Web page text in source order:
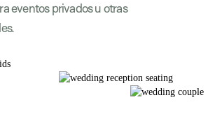
eventos privados u otras